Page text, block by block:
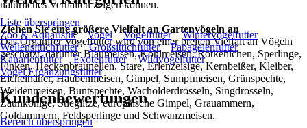
natürliches Verhalten zeigen können.
Ziehen Sie eine größere Vielfalt an Gartenvögeln an
Das Organifer Vogelfutter wird von einer breiten Vielfalt an Vögeln
geschätzt, darunter Blaumeisen, Kohlmeisen, Rotkehlchen, Sperlinge,
Finken, Heckenbraunellen, Stare, Erlenzeisige, Kernbeißer, Kleiber,
Eichelhäher, Haubenmeisen, Gimpel, Sumpfmeisen, Grünspechte,
Weidenmeisen, Buntspechte, Wacholderdrosseln, Singdrosseln,
Zaunkönige, Stieglitze, europäische Gimpel, Grauammern,
Goldammern, Feldsperlinge und Schwanzmeisen.
Liste überspringen
Zoo & Aquaristik
Vogel Vogelfutter
Wintervogelfutter
Wellensittichfutter
Großsittichfutter
Papageienfutter
Kanarienfutter
Exotenfutter
Wildvogelfutter
Vogel Ergänzungsfutter
Kundenbewertungen
Bereich überspringen